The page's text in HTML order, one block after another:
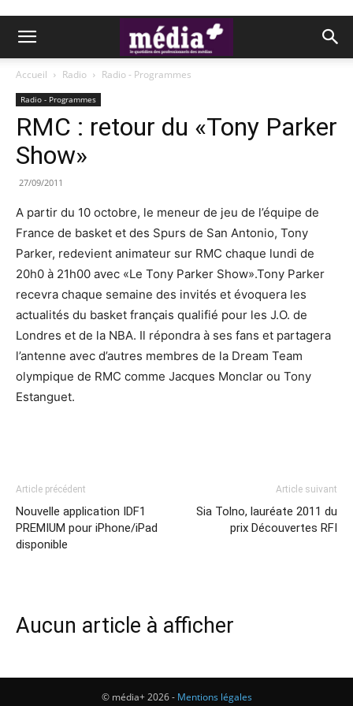
Accueil Radio Radio - Programmes
Radio - Programmes
RMC : retour du «Tony Parker
Show»
27/09/2011
A partir du 10 octobre, le meneur de jeu de l’équipe de
France de basket et des Spurs de San Antonio, Tony
Parker, redevient animateur sur RMC chaque lundi de
20h0 à 21h00 avec «Le Tony Parker Show».Tony Parker
recevra chaque semaine des invités et évoquera les
actualités du basket français qualifié pour les J.O. de
Londres et de la NBA. Il répondra à ses fans et partagera
l’antenne avec d’autres membres de la Dream Team
olympique de RMC comme Jacques Monclar ou Tony
Estanguet.
Article précédent
Nouvelle application IDF1
PREMIUM pour iPhone/iPad
disponible
Article suivant
Sia Tolno, lauréate 2011 du
prix Découvertes RFI
Aucun article à afficher
© média+ 2026 - Mentions légales